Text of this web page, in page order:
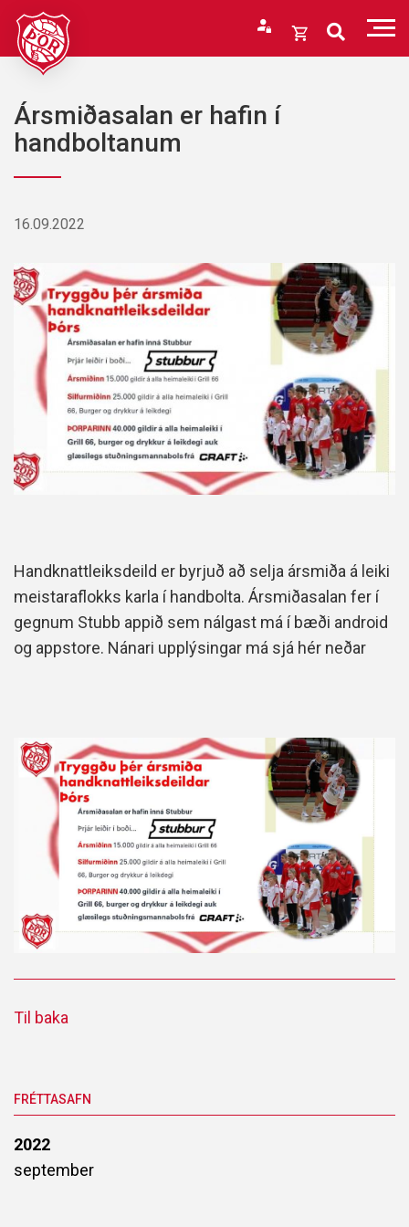
Fara
efni
Opna
Karfan þín
Karfan er tóm.
Ársmiðasalan er hafin í
handboltanum
16.09.2022
Handknattleiksdeild er byrjuð að selja ársmiða á leiki
meistaraflokks karla í handbolta. Ársmiðasalan fer í
gegnum Stubb appið sem nálgast má í bæði android
og appstore. Nánari upplýsingar má sjá hér neðar
Til baka
FRÉTTASAFN
2022
september